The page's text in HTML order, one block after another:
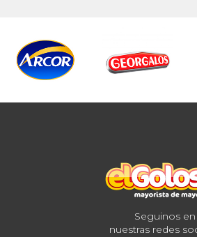
Seguinos en
nuestras redes